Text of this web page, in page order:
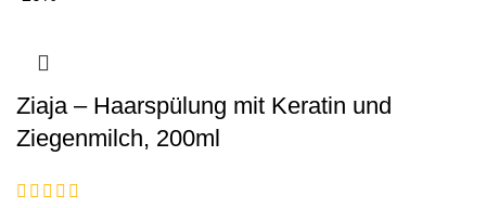
Ziaja – Haarspülung mit Keratin und
Ziegenmilch, 200ml